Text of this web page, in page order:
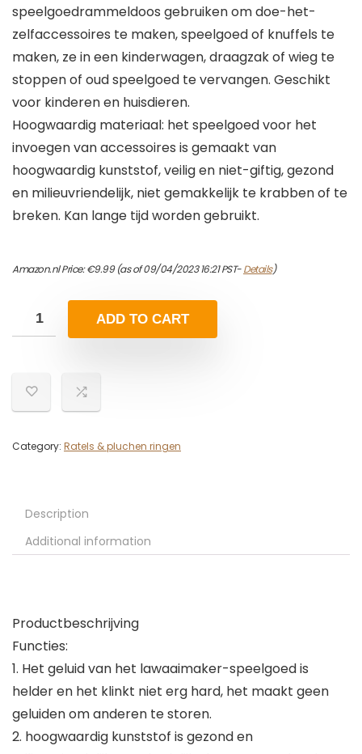
speelgoedrammeldoos gebruiken om doe-het-
zelfaccessoires te maken, speelgoed of knuffels te
maken, ze in een kinderwagen, draagzak of wieg te
stoppen of oud speelgoed te vervangen. Geschikt
voor kinderen en huisdieren.
Hoogwaardig materiaal: het speelgoed voor het
invoegen van accessoires is gemaakt van
hoogwaardig kunststof, veilig en niet-giftig, gezond
en milieuvriendelijk, niet gemakkelijk te krabben of te
breken. Kan lange tijd worden gebruikt.
Amazon.nl Price:€9.99(as of 09/04/2023 16:21 PST-Details)
ADD TO CART
Category: Ratels & pluchen ringen
Description
Additional information
Productbeschrijving
Functies:
1. Het geluid van het lawaaimaker-speelgoed is
helder en het klinkt niet erg hard, het maakt geen
geluiden om anderen te storen.
2. hoogwaardig kunststof is gezond en